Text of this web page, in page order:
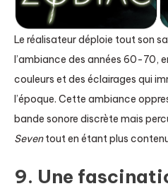
Le réalisateur déploie tout son
l’ambiance des années 60-70,
couleurs et des éclairages qui
l’époque. Cette ambiance
bande sonore discrète mais
Seventout en étant plus
9. Une